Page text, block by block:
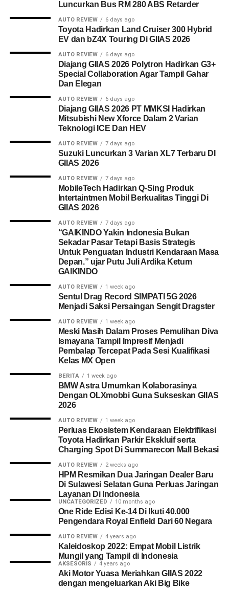
Luncurkan Bus RM 280 ABS Retarder
AUTO REVIEW 6 days ago
Toyota Hadirkan Land Cruiser 300 Hybrid
EV dan bZ4X Touring Di GIIAS 2026
AUTO REVIEW 6 days ago
Diajang GIIAS 2026 Polytron Hadirkan G3+
Special Collaboration Agar Tampil Gahar
Dan Elegan
AUTO REVIEW 6 days ago
Diajang GIIAS 2026 PT MMKSI Hadirkan
Mitsubishi New Xforce Dalam 2 Varian
Teknologi ICE Dan HEV
AUTO REVIEW 7 days ago
Suzuki Luncurkan 3 Varian XL7 Terbaru DI
GIIAS 2026
AUTO REVIEW 7 days ago
MobileTech Hadirkan Q-Sing Produk
Intertaintmen Mobil Berkualitas Tinggi Di
GIIAS 2026
AUTO REVIEW 7 days ago
“GAIKINDO Yakin Indonesia Bukan
Sekadar Pasar Tetapi Basis Strategis
Untuk Penguatan Industri Kendaraan Masa
Depan.” ujar Putu Juli Ardika Ketum
GAIKINDO
AUTO REVIEW 1 week ago
Sentul Drag Record SIMPATI 5G 2026
Menjadi Saksi Persaingan Sengit Dragster
AUTO REVIEW 1 week ago
Meski Masih Dalam Proses Pemulihan Diva
Ismayana Tampil Impresif Menjadi
Pembalap Tercepat Pada Sesi Kualifikasi
Kelas MX Open
BERITA 1 week ago
BMW Astra Umumkan Kolaborasinya
Dengan OLXmobbi Guna Sukseskan GIIAS
2026
AUTO REVIEW 1 week ago
Perluas Ekosistem Kendaraan Elektrifikasi
Toyota Hadirkan Parkir Ekskluif serta
Charging Spot Di Summarecon Mall Bekasi
AUTO REVIEW 2 weeks ago
HPM Resmikan Dua Jaringan Dealer Baru
Di Sulawesi Selatan Guna Perluas Jaringan
Layanan Di Indonesia
UNCATEGORIZED 10 months ago
One Ride Edisi Ke-14 Di Ikuti 40.000
Pengendara Royal Enfield Dari 60 Negara
AUTO REVIEW 4 years ago
Kaleidoskop 2022: Empat Mobil Listrik
Mungil yang Tampil di Indonesia
AKSESORIS 4 years ago
Aki Motor Yuasa Meriahkan GIIAS 2022
dengan mengeluarkan Aki Big Bike